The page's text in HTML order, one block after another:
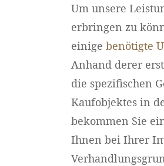
Um unsere
erbringen zu
einige benötigte
Anhand derer
die spezifischen
Kaufobjektes in
bekommen Sie
Ihnen bei Ihrer